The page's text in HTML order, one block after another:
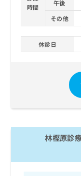
時間
午後
その他
休診日
林樫原診